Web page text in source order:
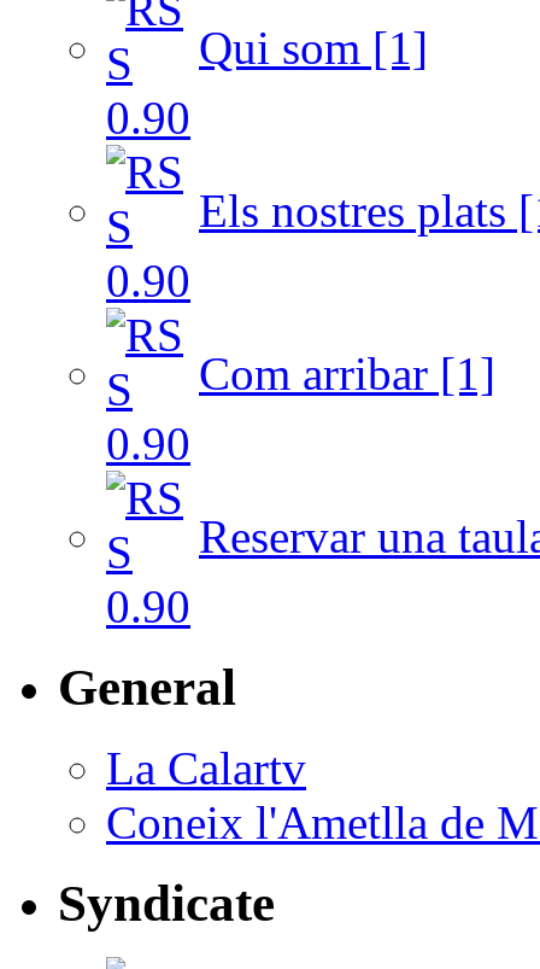
Qui som [1]
Els nostres plats
Com arribar [1]
Reservar una
General
La Calartv
Coneix l'Ametlla de
Syndicate